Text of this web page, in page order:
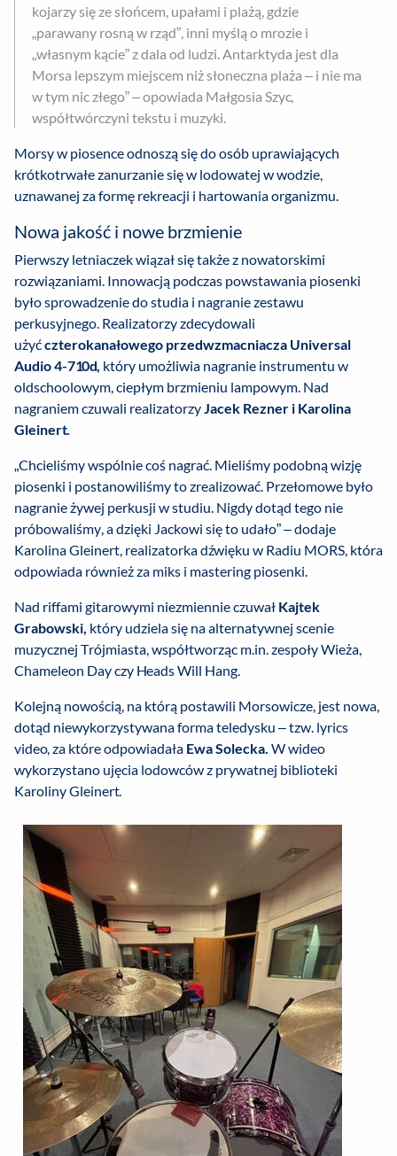
kojarzy się ze słońcem, upałami i plażą, gdzie
„parawany rosną w rząd”, inni myślą o mrozie i
„własnym kącie” z dala od ludzi. Antarktyda jest dla
Morsa lepszym miejscem niż słoneczna plaża – i nie ma
w tym nic złego” – opowiada Małgosia Szyc,
współtwórczyni tekstu i muzyki.
Morsy w piosence odnoszą się do osób uprawiających
krótkotrwałe zanurzanie się w lodowatej w wodzie,
uznawanej za formę rekreacji i hartowania organizmu.
Nowa jakość i nowe brzmienie
Pierwszy letniaczek wiązał się także z nowatorskimi
rozwiązaniami. Innowacją podczas powstawania piosenki
było sprowadzenie do studia i nagranie zestawu
perkusyjnego. Realizatorzy zdecydowali
użyćczterokanałowego przedwzmacniacza Universal
Audio 4-710d, który umożliwia nagranie instrumentu w
oldschoolowym, ciepłym brzmieniu lampowym. Nad
nagraniem czuwali realizatorzyJacek Rezner i Karolina
Gleinert.
„Chcieliśmy wspólnie coś nagrać. Mieliśmy podobną wizję
piosenki i postanowiliśmy to zrealizować. Przełomowe było
nagranie żywej perkusji w studiu. Nigdy dotąd tego nie
próbowaliśmy, a dzięki Jackowi się to udało” – dodaje
Karolina Gleinert, realizatorka dźwięku w Radiu MORS, która
odpowiada również za miks i mastering piosenki.
Nad riffami gitarowymi niezmiennie czuwał Kajtek
Grabowski, który udziela się na alternatywnej scenie
muzycznej Trójmiasta, współtworząc m.in. zespoły Wieża,
Chameleon Day czy Heads Will Hang.
Kolejną nowością, na którą postawili Morsowicze, jest nowa,
dotąd niewykorzystywana forma teledysku – tzw. lyrics
video, za które odpowiadała Ewa Solecka. W wideo
wykorzystano ujęcia lodowców z prywatnej biblioteki
Karoliny Gleinert.